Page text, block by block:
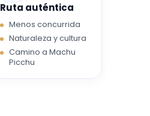
Ruta auténtica
Menos concurrida
Naturaleza y cultura
Camino a Machu
Picchu